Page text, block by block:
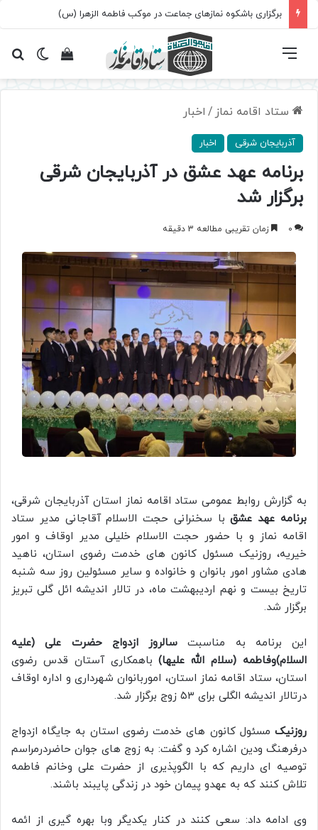
برگزاری باشکوه نمازهای جماعت در موکب فاطمه الزهرا (س)
تغییرمشاهده فهرست
ستاد اقامه نماز / اخبار
آذربایجان شرقی اخبار
برنامه عهد عشق در آذربایجان شرقی
برگزار شد
0 زمان تقریبی مطالعه 3 دقیقه
به گزارش روابط عمومی ستاد اقامه نماز استان آذربایجان شرقی،
برنامه عهد عشقبا سخنرانی حجت الاسلام آقاجانی مدیر ستاد
اقامه نماز و با حضور حجت الاسلام خلیلی مدیر اوقاف و امور
خیریه، روزنیک مسئول کانون های خدمت رضوی استان، ناهید
هادی مشاور امور بانوان و خانواده و سایر مسئولین روز سه شنبه
تاریخ بیست و نهم اردیبهشت ماه، در تالار اندیشه ائل گلی تبریز
برگزار شد.
این برنامه به مناسبت سالروز ازدواج حضرت علی (علیه
السلام)وفاطمه (سلام الله علیها)باهمکاری آستان قدس رضوی
استان، ستاد اقامه نماز استان، اموربانوان شهرداری و اداره اوقاف
درتالار اندیشه الگلی برای ۵۳ زوج برگزار شد.
روزنیک مسئول کانون های خدمت رضوی استان به جایگاه ازدواج
درفرهنگ ودین اشاره کرد و گفت: به زوج های جوان حاضردرمراسم
توصیه ای داریم که با الگوپذیری از حضرت علی وخانم فاطمه
تلاش کنند که به عهدو پیمان خود در زندگی پایبند باشند.
وی ادامه داد: سعی کنند در کنار یکدیگر وبا بهره گیری از ائمه